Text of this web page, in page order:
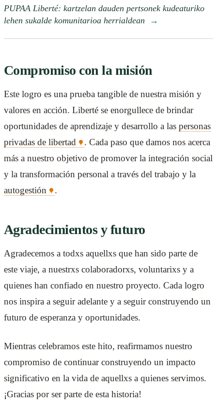
PUPAA Liberté: kartzelan dauden pertsonek kudeaturiko
lehen sukalde komunitarioa herrialdean
→
Compromiso con la misión
Este logro es una prueba tangible de nuestra misión y
valores en acción. Liberté se enorgullece de brindar
oportunidades de aprendizaje y desarrollo a las personas
privadas de libertad
. Cada paso que damos nos acerca
más a nuestro objetivo de promover la integración social
y la transformación personal a través del trabajo y la
autogestión
.
Agradecimientos y futuro
Agradecemos a todxs aquellxs que han sido parte de
este viaje, a nuestrxs colaboradorxs, voluntarixs y a
quienes han confiado en nuestro proyecto. Cada logro
nos inspira a seguir adelante y a seguir construyendo un
futuro de esperanza y oportunidades.
Mientras celebramos este hito, reafirmamos nuestro
compromiso de continuar construyendo un impacto
significativo en la vida de aquellxs a quienes servimos.
¡Gracias por ser parte de esta historia!